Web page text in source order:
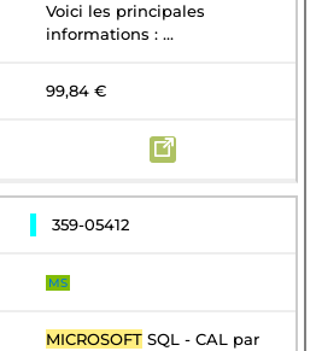
Voici les principales
informations : ...
99,84 €
359-05412
MS
MICROSOFT SQL - CAL par